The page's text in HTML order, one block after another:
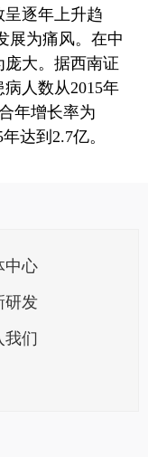
呈逐年上升趋
展为痛风。在中
大。据西南证
人数从2015年
年增长率为
达到2.7亿。
中心
研发
我们